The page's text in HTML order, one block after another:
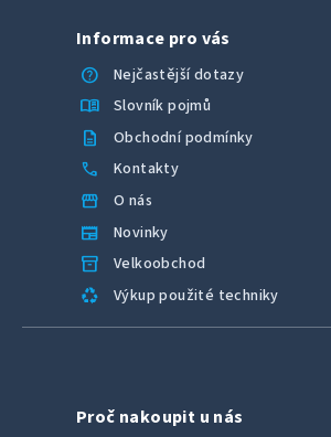
Informace pro vás
help
Nejčastější dotazy
menu_book Slovník pojmů
description Obchodní podmínky
call Kontakty
storefront O nás
newspaper Novinky
inventory_2 Velkoobchod
recycling Výkup použité techniky
Proč nakoupit u nás